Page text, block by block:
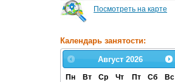
Посмотреть на карте
Календарь занятости:
Август 2026
Пн Вт Ср Чт Пт Сб
Вс